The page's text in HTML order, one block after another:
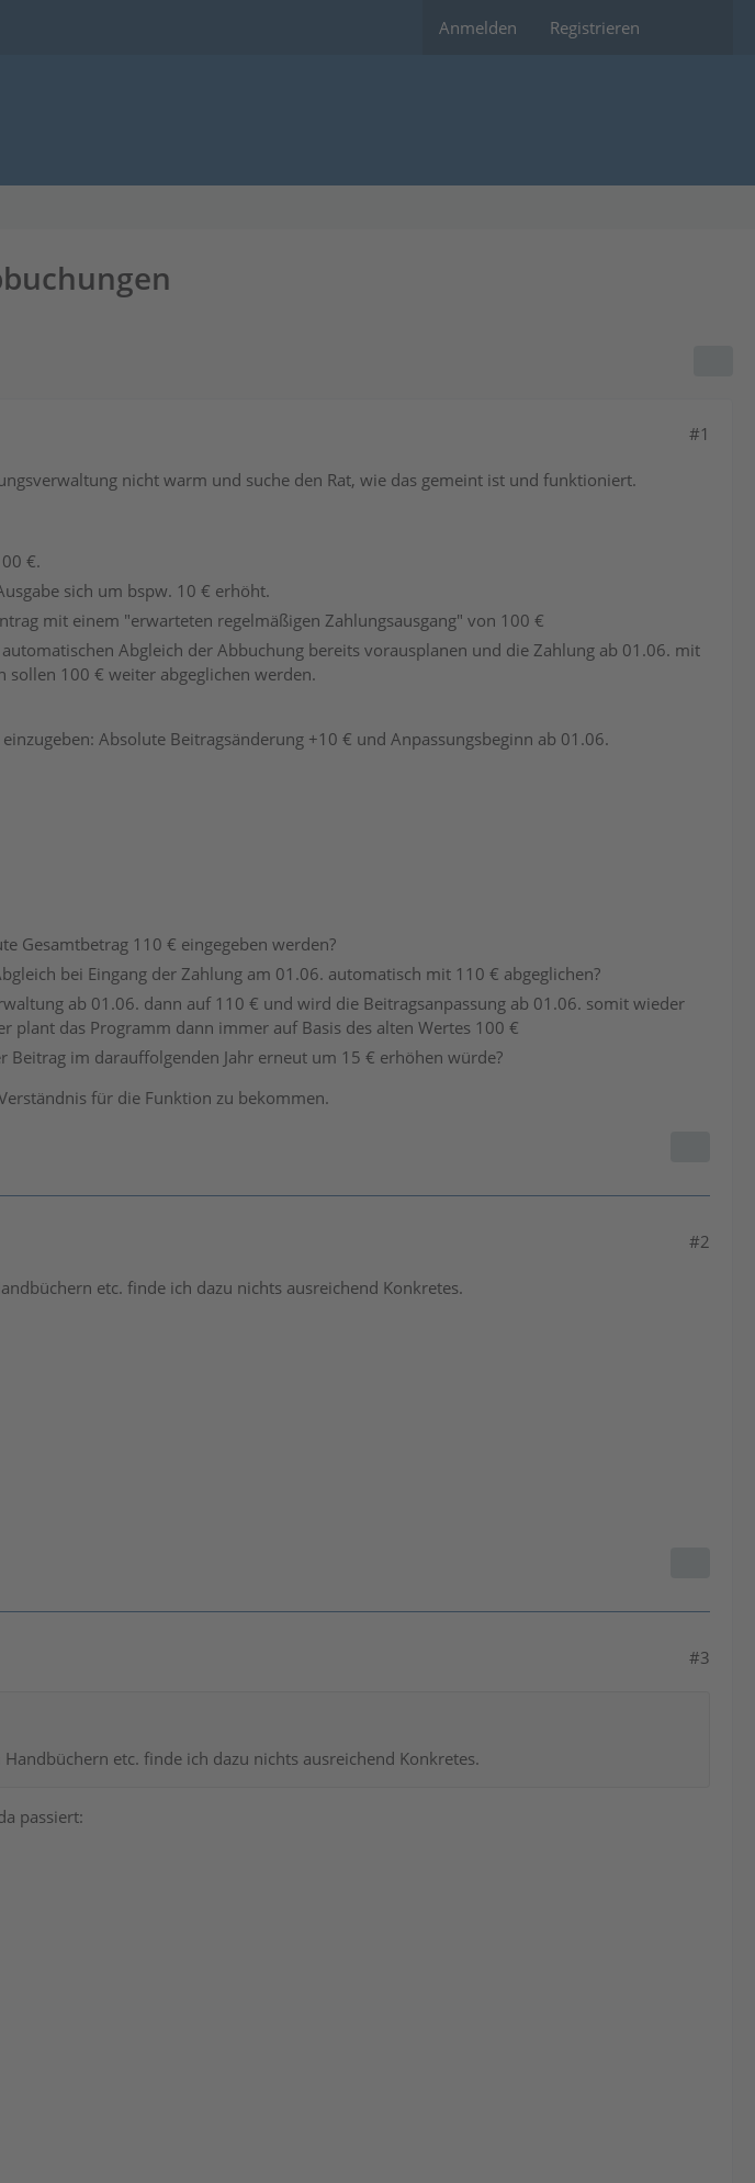
Anmelden Registrieren
#1
nicht warm und suche den Rat, wie das gemeint ist und funktioniert.
€.
sich um bspw. 10 € erhöht.
mit einem "erwarteten regelmäßigen Zahlungsausgang" von 100 €
Abgleich der Abbuchung bereits vorausplanen und die Zahlung ab 01.06. mit
sollen 100 € weiter abgeglichen werden.
Absolute Beitragsänderung +10 € und Anpassungsbeginn ab 01.06.
Gesamtbetrag 110 € eingegeben werden?
bei Eingang der Zahlung am 01.06. automatisch mit 110 € abgeglichen?
ab 01.06. dann auf 110 € und wird die Beitragsanpassung ab 01.06. somit wieder
plant das Programm dann immer auf Basis des alten Wertes 100 €
Beitrag im darauffolgenden Jahr erneut um 15 € erhöhen würde?
für die Funktion zu bekommen.
#2
etc. finde ich dazu nichts ausreichend Konkretes.
#3
etc. finde ich dazu nichts ausreichend Konkretes.
passiert: